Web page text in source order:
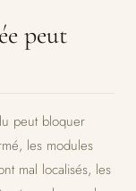
peut
peut bloquer
les modules
mal localisés, les